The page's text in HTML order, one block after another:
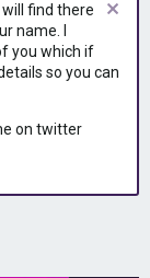
find there
name. I
you which if
so you can
on twitter